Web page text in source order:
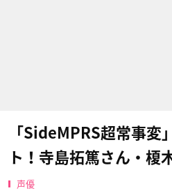
「SideMPRS超常事変
ト！寺島拓篤さん・榎
声優